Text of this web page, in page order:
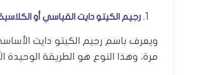
رجيم الكيتو دايت القياسي أو
ويعرف باسم رجيم الكيتو دايت
مرة، وهذا النوع هو الطريقة الوحيدة